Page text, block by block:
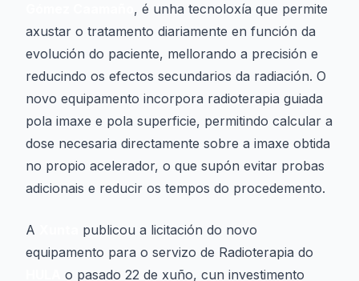
, é unha tecnoloxía que permite
axustar o tratamento diariamente en función da
evolución do paciente, mellorando a precisión e
reducindo os efectos secundarios da radiación. O
novo equipamento incorpora radioterapia guiada
pola imaxe e pola superficie, permitindo calcular a
dose necesaria directamente sobre a imaxe obtida
no propio acelerador, o que supón evitar probas
adicionais e reducir os tempos do procedemento.
A
publicou a licitación do novo
equipamento para o servizo de Radioterapia do
o pasado 22 de xuño, cun investimento